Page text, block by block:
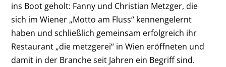
ins Boot geholt: Fanny und Christian Metzger, die
sich im Wiener „Motto am Fluss“ kennen­gelernt
haben und schließlich gemeinsam erfolgreich ihr
Restaurant „die metzgerei“ in Wien eröffneten und
damit in der Branche seit Jahren ein Begriff sind.